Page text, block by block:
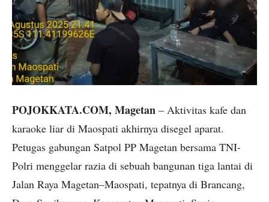
POJOKKATA.COM, Magetan – Aktivitas kafe dan
karaoke liar di Maospati akhirnya disegel aparat.
Petugas gabungan Satpol PP Magetan bersama TNI-
Polri menggelar razia di sebuah bangunan tiga lantai di
Jalan Raya Magetan–Maospati, tepatnya di Brancang,